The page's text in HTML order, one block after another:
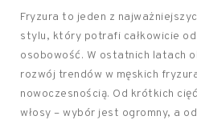
Fryzura to jeden z
stylu, który potrafi całkowicie
osobowość. W ostatnich latach
rozwój trendów w męskich
nowoczesnością. Od krótkich
włosy – wybór jest ogromny, a